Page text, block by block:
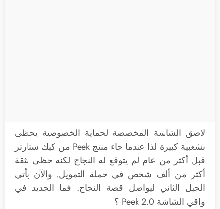
لاصق الشاشة المخصصة لحماية الخصوصية يحظى
بشعبية كبيرة لذا عندما جاء منتج Peek من كيك ستارتر
قبل أكثر من عام لم يتوقع له النجاح لكنه حظى بثقة
أكثر من ألف شخص في حملة التمويل. والآن يأتي
الجيل الثاني ليواصل قصة النجاح. فما الجديد في
واقي الشاشة Peek 2.0 ؟